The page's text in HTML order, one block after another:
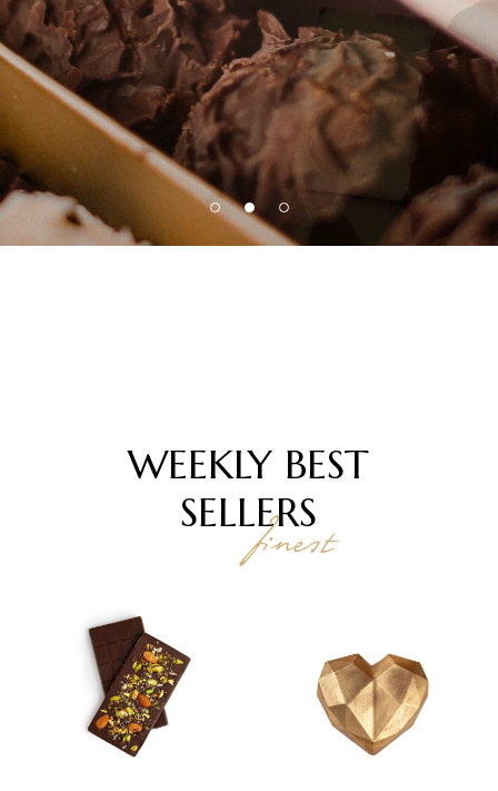
WEEKLY BEST
SELLERS
finest